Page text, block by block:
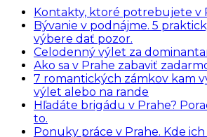
Kontakty, ktoré potrebujete v
Bývanie v podnájme. 5
výbere dať pozor.
Celodenný výlet za
Ako sa v Prahe zabaviť
7 romantických zámkov kam
výlet alebo na rande
Hľadáte brigádu v Prahe?
to.
Ponuky práce v Prahe. Kde